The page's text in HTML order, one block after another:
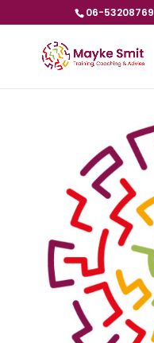
06-53208769